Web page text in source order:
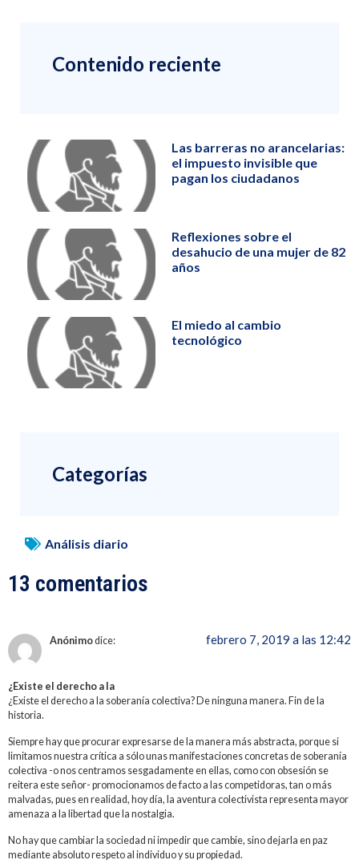
Contenido reciente
Las barreras no arancelarias:
el impuesto invisible que
pagan los ciudadanos
Reflexiones sobre el
desahucio de una mujer de 82
años
El miedo al cambio
tecnológico
Categorías
Análisis diario
13 comentarios
Anónimodice: febrero 7, 2019 a las 12:42
¿Existe el derecho a la
¿Existe el derecho a la soberanía colectiva? De ninguna manera. Fin de la
historia.
Siempre hay que procurar expresarse de la manera más abstracta, porque si
limitamos nuestra crítica a sólo unas manifestaciones concretas de soberanía
colectiva -o nos centramos sesgadamente en ellas, como con obsesión se
reitera este señor- promocionamos de facto a las competidoras, tan o más
malvadas, pues en realidad, hoy día, la aventura colectivista representa mayor
amenaza a la libertad que la nostalgia.
No hay que cambiar la sociedad ni impedir que cambie, sino dejarla en paz
mediante absoluto respeto al individuo y su propiedad.